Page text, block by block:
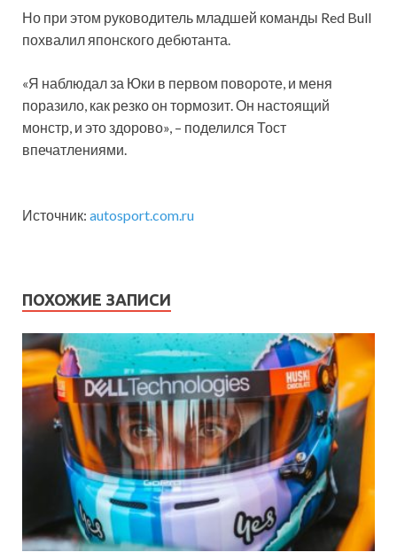
Но при этом руководитель младшей команды Red Bull
похвалил японского дебютанта.
«Я наблюдал за Юки в первом повороте, и меня
поразило, как резко он тормозит. Он настоящий
монстр, и это здорово», – поделился Тост
впечатлениями.
Источник: autosport.com.ru
ПОХОЖИЕ ЗАПИСИ